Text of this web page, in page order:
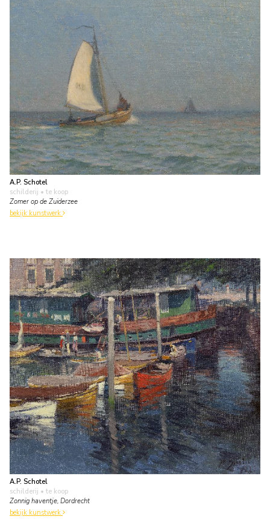
A.P. Schotel
schilderij • te koop
Zomer op de Zuiderzee
bekijk kunstwerk
A.P. Schotel
schilderij • te koop
Zonnig haventje, Dordrecht
bekijk kunstwerk